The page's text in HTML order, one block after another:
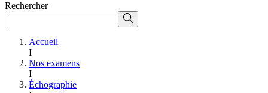
Rechercher
Accueil
I
Nos examens
I
Échographie